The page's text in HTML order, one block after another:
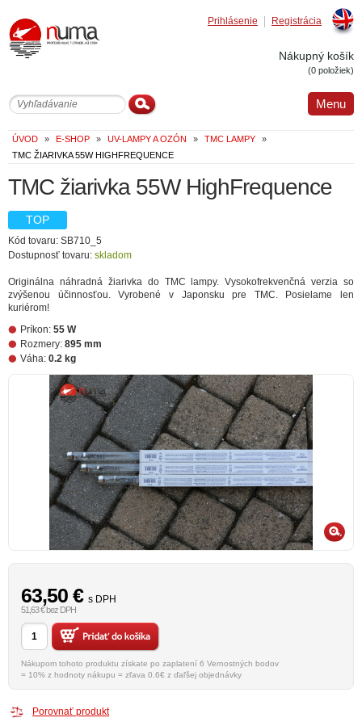
Registrácia
Prihlásenie
Nákupný košík
(0 položiek)
Menu
ÚVOD » E-SHOP » UV-LAMPY A OZÓN » TMC LAMPY
»
TMC ŽIARIVKA 55W HIGHFREQUENCE
TMC žiarivka 55W HighFrequence
TOP
Kód tovaru: SB710_5
Dostupnosť tovaru: skladom
Originálna náhradná žiarivka do TMC lampy. Vysokofrekvenčná verzia so
zvýšenou účinnosťou. Vyrobené v Japonsku pre TMC. Posielame len
kuriérom!
Príkon: 55 W
Rozmery: 895 mm
Váha: 0.2 kg
63,50 € s DPH
51,63 € bez DPH
Nákupom tohoto produktu získate po zaplatení 6 Vernostných bodov
= 10% z hodnoty nákupu = zľava 0.6€ z ďaľšej objednávky
Porovnať produkt